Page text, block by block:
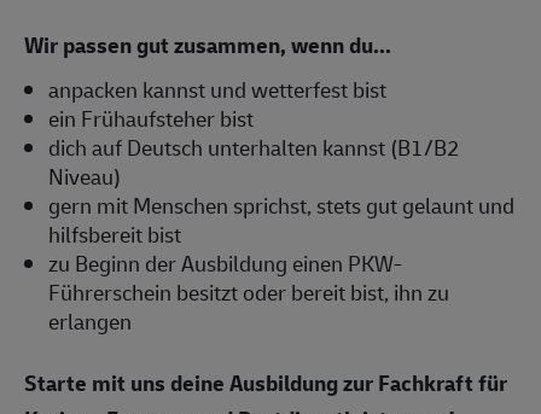
Wir passen gut zusammen, wenn du...
anpacken kannst und wetterfest bist
ein Frühaufsteher bist
dich auf Deutsch unterhalten kannst (B1/B2
Niveau)
gern mit Menschen sprichst, stets gut gelaunt und
hilfsbereit bist
zu Beginn der Ausbildung einen PKW-
Führerschein besitzt oder bereit bist, ihn zu
erlangen
Starte mit uns deine Ausbildung zur Fachkraft für